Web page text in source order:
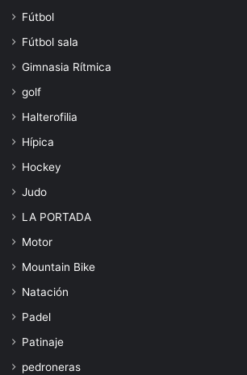
Fútbol
Fútbol sala
Gimnasia Rítmica
golf
Halterofilia
Hípica
Hockey
Judo
LA PORTADA
Motor
Mountain Bike
Natación
Padel
Patinaje
pedroneras